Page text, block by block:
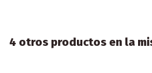
4 otros productos en la